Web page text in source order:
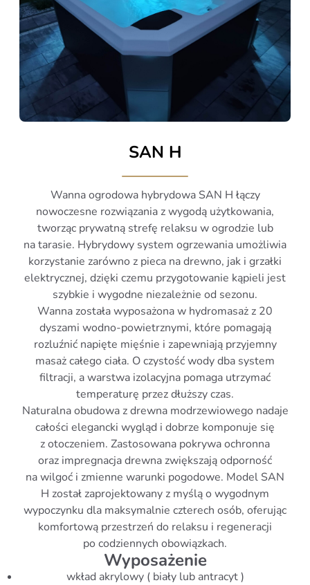
SAN H
Wanna ogrodowa hybrydowa SAN H łączy
nowoczesne rozwiązania z wygodą użytkowania,
tworząc prywatną strefę relaksu w ogrodzie lub
na tarasie. Hybrydowy system ogrzewania umożliwia
korzystanie zarówno z pieca na drewno, jak i grzałki
elektrycznej, dzięki czemu przygotowanie kąpieli jest
szybkie i wygodne niezależnie od sezonu.
Wanna została wyposażona w hydromasaż z 20
dyszami wodno-powietrznymi, które pomagają
rozluźnić napięte mięśnie i zapewniają przyjemny
masaż całego ciała. O czystość wody dba system
filtracji, a warstwa izolacyjna pomaga utrzymać
temperaturę przez dłuższy czas.
Naturalna obudowa z drewna modrzewiowego nadaje
całości elegancki wygląd i dobrze komponuje się
z otoczeniem. Zastosowana pokrywa ochronna
oraz impregnacja drewna zwiększają odporność
na wilgoć i zmienne warunki pogodowe. Model SAN
H został zaprojektowany z myślą o wygodnym
wypoczynku dla maksymalnie czterech osób, oferując
komfortową przestrzeń do relaksu i regeneracji
po codziennych obowiązkach.
Wyposażenie
wkład akrylowy ( biały lub antracyt )